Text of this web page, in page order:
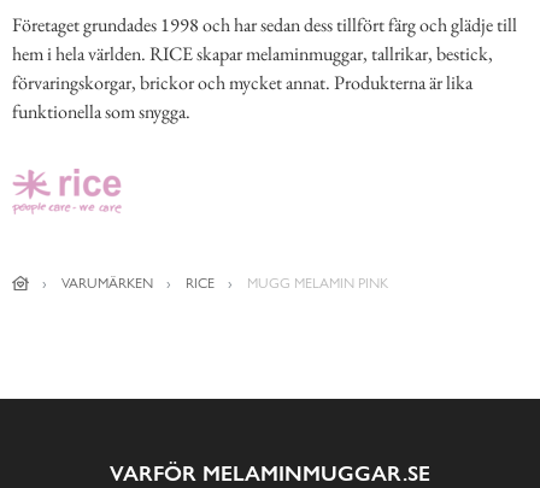
Företaget grundades 1998 och har sedan dess tillfört färg och glädje till
hem i hela världen. RICE skapar melaminmuggar, tallrikar, bestick,
förvaringskorgar, brickor och mycket annat. Produkterna är lika
funktionella som snygga.
VARUMÄRKEN RICE MUGG MELAMIN PINK
VARFÖR MELAMINMUGGAR.SE